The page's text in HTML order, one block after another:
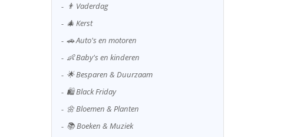
👨 Vaderdag
🎄 Kerst
🚗 Auto's en motoren
👶 Baby's en kinderen
🌟 Besparen & Duurzaam
🛍️ Black Friday
🌼 Bloemen & Planten
📚 Boeken & Muziek